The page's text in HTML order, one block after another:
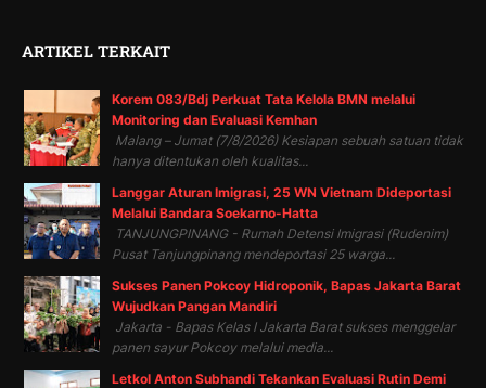
ARTIKEL TERKAIT
Korem 083/Bdj Perkuat Tata Kelola BMN melalui
Monitoring dan Evaluasi Kemhan
Malang – Jumat (7/8/2026) Kesiapan sebuah satuan tidak
hanya ditentukan oleh kualitas...
Langgar Aturan Imigrasi, 25 WN Vietnam Dideportasi
Melalui Bandara Soekarno-Hatta
TANJUNGPINANG - Rumah Detensi Imigrasi (Rudenim)
Pusat Tanjungpinang mendeportasi 25 warga...
Sukses Panen Pokcoy Hidroponik, Bapas Jakarta Barat
Wujudkan Pangan Mandiri
Jakarta - Bapas Kelas I Jakarta Barat sukses menggelar
panen sayur Pokcoy melalui media...
Letkol Anton Subhandi Tekankan Evaluasi Rutin Demi